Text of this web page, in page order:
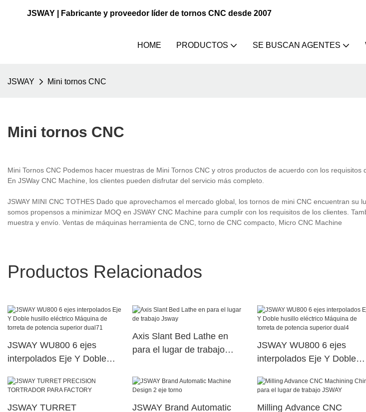
JSWAY | Fabricante y proveedor líder de tornos CNC desde 2007
HOME PRODUCTOS SE BUSCAN AGENTES
JSWAY Mini tornos CNC
Mini tornos CNC
Mini Tornos CNC Podemos hacer muestras de Mini Tornos CNC y otros productos de acuerdo con los requisitos
En JSWay CNC Machine, los clientes pueden disfrutar del servicio más completo.
JSWAY MINI CNC TOTHES Dado que aprovechamos el mercado global, los tornos de mini CNC encuentran su
somos propensos a minimizar MOQ en JSWAY CNC Machine para cumplir con los requisitos de los clientes.
muestra y envío. Ventas de máquinas herramienta de CNC, torno de CNC compacto, Micro CNC Machine
Productos Relacionados
JSWAY WU800 6 ejes
interpolados Eje Y Doble
torreta de potencia superior
Axis Slant Bed Lathe en
para el lugar de trabajo
JSWAY WU800 6 ejes
interpolados Eje Y Doble
torreta de potencia
JSWAY TURRET
JSWAY Brand Automatic
Milling Advance CNC